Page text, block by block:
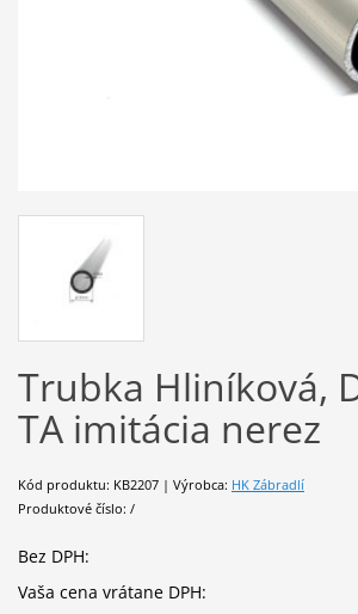
Trubka Hliníková,
TA imitácia nerez
Kód produktu: KB2207 | Výrobca: HK Zábradlí
Produktové číslo: /
Bez DPH:
Vaša cena vrátane DPH: